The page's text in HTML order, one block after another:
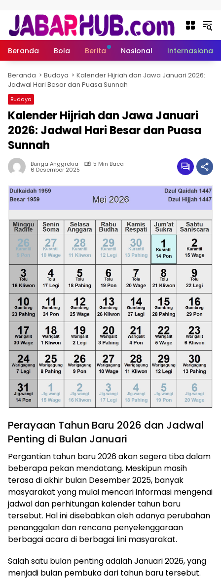
Beranda Bola Berita Nasional Internasional
Beranda Budaya
Kalender Hijriah dan Jawa Januari 2026:
Jadwal Hari Besar dan Puasa Sunnah
Budaya
Kalender Hijriah dan Jawa Januari
2026: Jadwal Hari Besar dan Puasa
Sunnah
Bunga Anggrekia 5 Min Baca
6 Desember 2025
Perayaan Tahun Baru 2026 dan Jadwal
Penting di Bulan Januari
Pergantian tahun baru 2026 akan segera tiba dalam
beberapa pekan mendatang. Meskipun masih
terasa di akhir bulan Desember 2025, banyak
masyarakat yang mulai mencari informasi mengenai
jadwal dan perhitungan kalender tahun baru
tersebut. Hal ini disebabkan oleh adanya perubahan
penanggalan dan rencana penyelenggaraan
berbagai acara di berbagai lini masyarakat.
Salah satu bulan penting adalah Januari 2026, yang
menjadi bulan pembuka dari tahun baru tersebut.